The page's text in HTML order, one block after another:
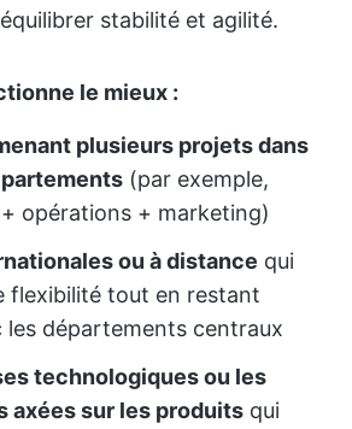
stabilité et agilité.
le mieux :
plusieurs projets dans
(par exemple,
opérations + marketing)
ou à distance qui
flexibilité tout en restant
les départements centraux
technologiques ou les
axées sur les produits qui